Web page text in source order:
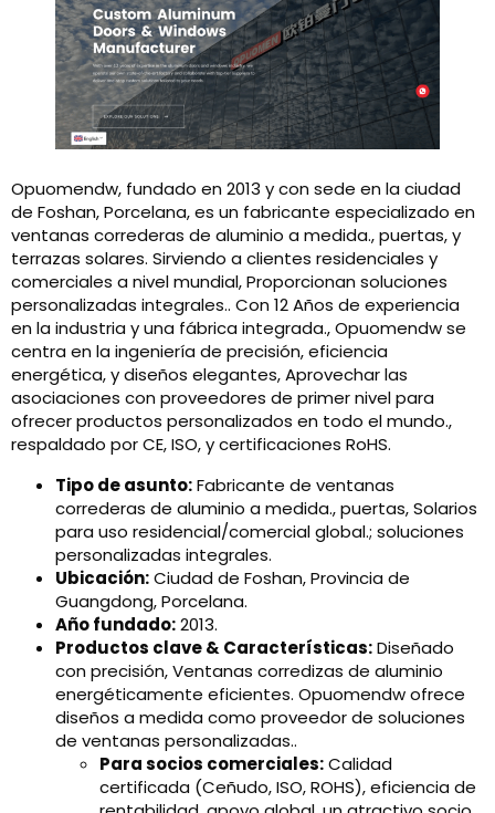
Opuomendw, fundado en 2013 y con sede en la ciudad
de Foshan, Porcelana, es un fabricante especializado en
ventanas correderas de aluminio a medida., puertas, y
terrazas solares. Sirviendo a clientes residenciales y
comerciales a nivel mundial, Proporcionan soluciones
personalizadas integrales.. Con 12 Años de experiencia
en la industria y una fábrica integrada., Opuomendw se
centra en la ingeniería de precisión, eficiencia
energética, y diseños elegantes, Aprovechar las
asociaciones con proveedores de primer nivel para
ofrecer productos personalizados en todo el mundo.,
respaldado por CE, ISO, y certificaciones RoHS.
Tipo de asunto:Fabricante de ventanas
correderas de aluminio a medida., puertas, Solarios
para uso residencial/comercial global.; soluciones
personalizadas integrales.
Ubicación:Ciudad de Foshan, Provincia de
Guangdong, Porcelana.
Año fundado:2013.
Productos clave & Características:Diseñado
con precisión, Ventanas corredizas de aluminio
energéticamente eficientes. Opuomendw ofrece
diseños a medida como proveedor de soluciones
de ventanas personalizadas..
Para socios comerciales:Calidad
certificada (Ceñudo, ISO, ROHS), eficiencia de